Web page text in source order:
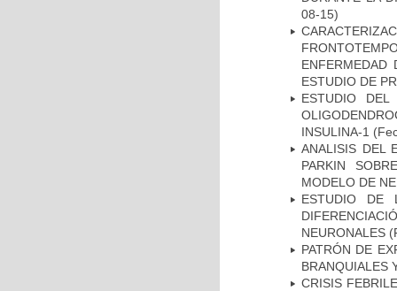
08-15)
ENFERMEDAD
ESTUDIO DE
ESTUDIO
INSULINA-1
ANALISIS DEL
PARKIN
MODELO DE
ESTUDIO DE
NEURONALES
PATRÓN DE
BRANQUIALES
CRISIS